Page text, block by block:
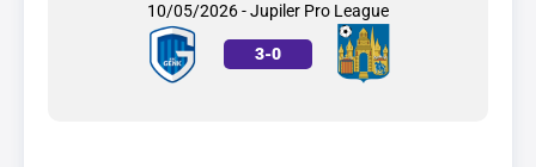
10/05/2026 - Jupiler Pro League
3-0